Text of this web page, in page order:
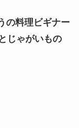
の料理ビギナー
じゃがいもの